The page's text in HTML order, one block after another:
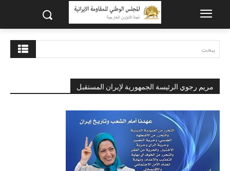
يبحث
مريم رجوي الرئيسة الجمهورية لإيران المستقبل